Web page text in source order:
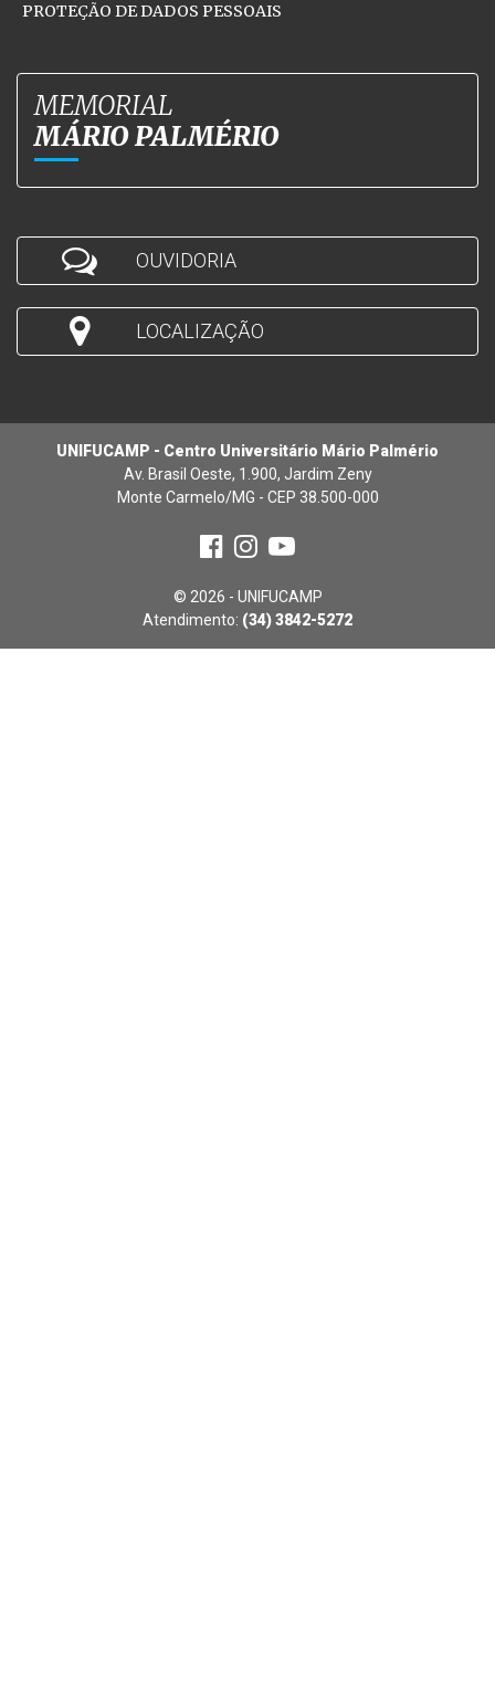
PROTEÇÃO DE DADOS PESSOAIS
MEMORIAL
MÁRIO PALMÉRIO
OUVIDORIA
LOCALIZAÇÃO
UNIFUCAMP - Centro Universitário Mário Palmério
Av. Brasil Oeste, 1.900, Jardim Zeny
Monte Carmelo/MG - CEP 38.500-000
© 2026 - UNIFUCAMP
Atendimento: (34) 3842-5272